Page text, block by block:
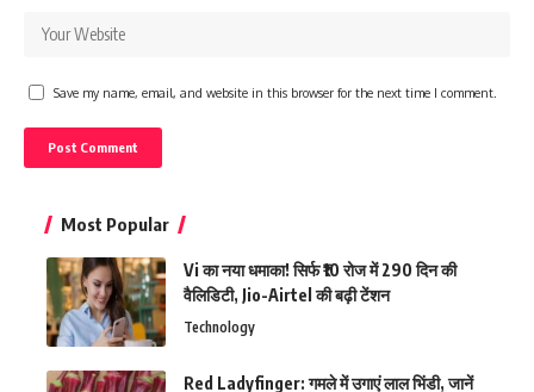
Save my name, email, and website in this browser for the next time I comment.
Most Popular
Vi का नया धमाका! सिर्फ ₹10 रोज में 290 दिन की
वैलिडिटी, Jio-Airtel की बढ़ी टेंशन
Technology
Red Ladyfinger: गमले में उगाएं लाल भिंडी, जानें